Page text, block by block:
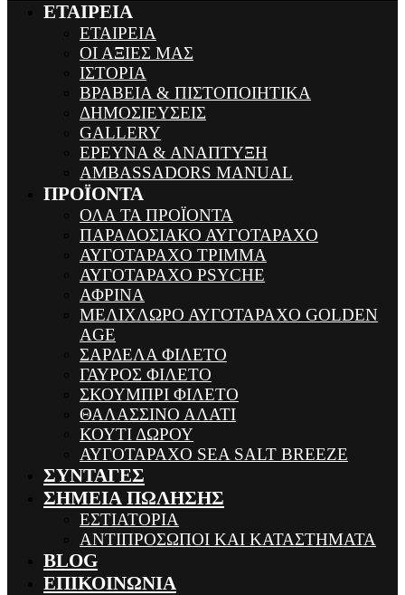
ΕΤΑΙΡΕΙΑ
ΕΤΑΙΡΕΙΑ
ΟΙ ΑΞΙΕΣ ΜΑΣ
ΙΣΤΟΡΙΑ
ΒΡΑΒΕΙΑ & ΠΙΣΤΟΠΟΙΗΤΙΚΑ
ΔΗΜΟΣΙΕΥΣΕΙΣ
GALLERY
ΕΡΕΥΝΑ & ΑΝΑΠΤΥΞΗ
AMBASSADORS MANUAL
ΠΡΟΪΟΝΤΑ
ΟΛΑ ΤΑ ΠΡΟΪΟΝΤΑ
ΠΑΡΑΔΟΣΙΑΚΟ ΑΥΓΟΤΑΡΑΧΟ
ΑΥΓΟΤΑΡΑΧΟ ΤΡΙΜΜΑ
ΑΥΓΟΤΑΡΑΧΟ PSYCHE
ΑΦΡΙΝΑ
ΜΕΛΙΧΛΩΡΟ ΑΥΓΟΤΑΡΑΧΟ GOLDEN
AGE
ΣΑΡΔΕΛΑ ΦΙΛΕΤΟ
ΓΑΥΡΟΣ ΦΙΛΕΤΟ
ΣΚΟΥΜΠΡΙ ΦΙΛΕΤΟ
ΘΑΛΑΣΣΙΝΟ ΑΛΑΤΙ
ΚΟΥΤΙ ΔΩΡΟΥ
ΑΥΓΟΤΑΡΑΧΟ SEA SALT BREEZE
ΣΥΝΤΑΓΕΣ
ΣΗΜΕΙΑ ΠΩΛΗΣΗΣ
ΕΣΤΙΑΤΟΡΙΑ
ΑΝΤΙΠΡΟΣΩΠΟΙ ΚΑΙ ΚΑΤΑΣΤΗΜΑΤΑ
BLOG
ΕΠΙΚΟΙΝΩΝΙΑ